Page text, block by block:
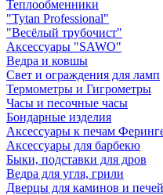
Теплообменники
"Tytan Professional"
"Весёлый трубочист"
Аксессуары "SAWO"
Ведра и ковшы
Свет и ограждения для ламп
Термометры и Гигрометры
Часы и песочные часы
Бондарные изделия
Аксессуары к печам
Аксессуары для барбекю
Быки, подставки для дров
Ведра для угля, грили
Дверцы для каминов и печей